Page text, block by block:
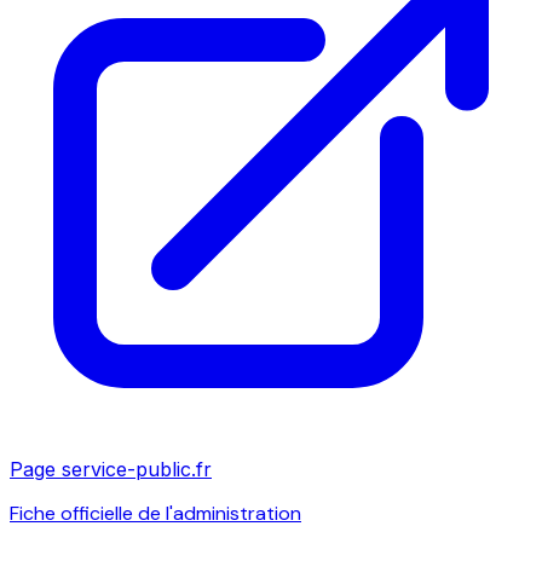
Page service-public.fr
Fiche officielle de l'administration